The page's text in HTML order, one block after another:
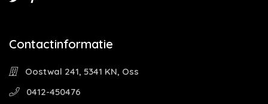
Contactinformatie
Oostwal 241, 5341 KN, Oss
0412-450476